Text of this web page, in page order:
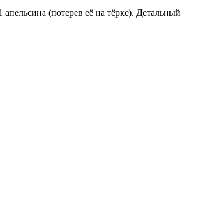
(потерев её на тёрке). Детальный